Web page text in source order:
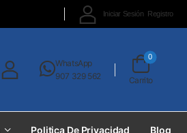
Iniciar Sesión Registro
WhatsApp
907 329 562
Carrito
0
Politica De Privacidad Blog